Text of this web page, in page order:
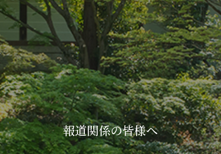
報道関係の皆様へ